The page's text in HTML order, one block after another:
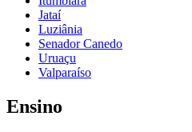
Jataí
Luziânia
Senador Canedo
Uruaçu
Valparaíso
Ensino